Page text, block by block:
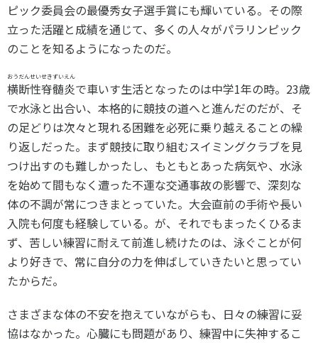
ピック委員会の最優秀女子選手賞にも輝いている。その際
立った活躍と成績を通じて、多くの人々がパラリンピック
のことを知るようになったのだ。
横断性脊髄炎
おうだんせいせきずいえん
で車いす生活となったのは中学1年の時。23歳
で水泳と出合い、本格的に競技の道へと進んだのだが、そ
の足どりは次々と現れる困難を必死に乗り越えることの繰
り返しだった。まず競技に取り組むスイミングクラブを見
つけ出すのも難しかったし、もともとあった病気や、水泳
を始めて間もなく遭った不運な交通事故の影響で、深刻な
体の不調が常につきまとっていた。大会直前の手術や長い
入院も何度も経験している。が、それでもまったくひるま
ず、苦しい練習に耐えて前進し続けたのは、泳ぐことが何
より好きで、常に自分の力を伸ばしていきたいと思ってい
たからだ。
さまざまな体の不安を抱えていながらも、日々の練習に妥
協はなかった。心臓にも問題があり、練習中に失神するこ